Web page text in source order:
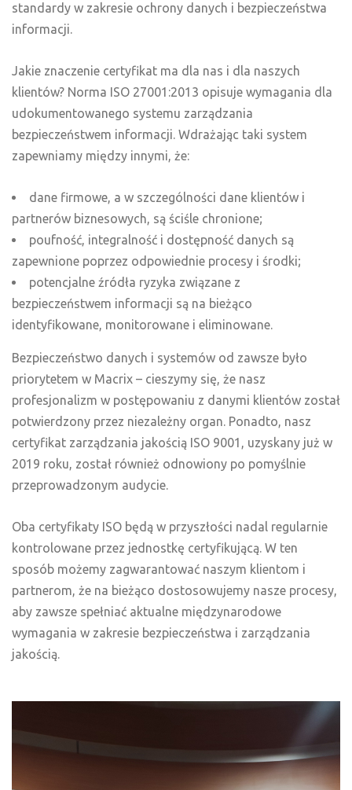
standardy w zakresie ochrony danych i bezpieczeństwa
informacji.
Jakie znaczenie certyfikat ma dla nas i dla naszych
klientów? Norma ISO 27001:2013 opisuje wymagania dla
udokumentowanego systemu zarządzania
bezpieczeństwem informacji. Wdrażając taki system
zapewniamy między innymi, że:
dane firmowe, a w szczególności dane klientów i
partnerów biznesowych, są ściśle chronione;
poufność, integralność i dostępność danych są
zapewnione poprzez odpowiednie procesy i środki;
potencjalne źródła ryzyka związane z
bezpieczeństwem informacji są na bieżąco
identyfikowane, monitorowane i eliminowane.
Bezpieczeństwo danych i systemów od zawsze było
priorytetem w Macrix – cieszymy się, że nasz
profesjonalizm w postępowaniu z danymi klientów został
potwierdzony przez niezależny organ. Ponadto, nasz
certyfikat zarządzania jakością ISO 9001, uzyskany już w
2019 roku, został również odnowiony po pomyślnie
przeprowadzonym audycie.
Oba certyfikaty ISO będą w przyszłości nadal regularnie
kontrolowane przez jednostkę certyfikującą. W ten
sposób możemy zagwarantować naszym klientom i
partnerom, że na bieżąco dostosowujemy nasze procesy,
aby zawsze spełniać aktualne międzynarodowe
wymagania w zakresie bezpieczeństwa i zarządzania
jakością.